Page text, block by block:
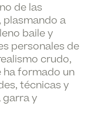
de las
a
baile y
personales de
crudo,
ha formado un
técnicas y
garra y